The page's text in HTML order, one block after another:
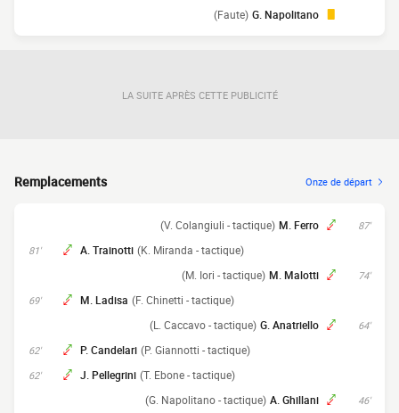
G. Napolitano
(Faute)
LA SUITE APRÈS CETTE PUBLICITÉ
Remplacements Onze de départ
87'
M. Ferro
(V. Colangiuli - tactique)
81' A. Trainotti (K. Miranda - tactique)
74'
M. Malotti
(M. Iori - tactique)
69' M. Ladisa (F. Chinetti - tactique)
64'
G. Anatriello
(L. Caccavo - tactique)
62' P. Candelari (P. Giannotti - tactique)
62' J. Pellegrini (T. Ebone - tactique)
46'
A. Ghillani
(G. Napolitano - tactique)